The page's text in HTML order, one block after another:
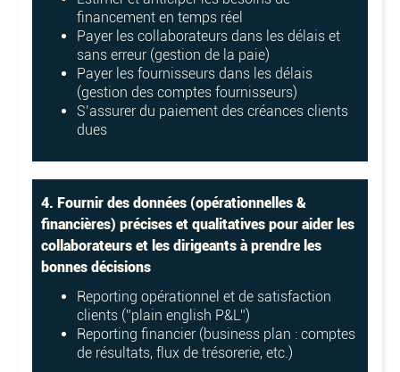
financement en temps réel
Payer les collaborateurs dans les délais et
sans erreur (gestion de la paie)
Payer les fournisseurs dans les délais
(gestion des comptes fournisseurs)
S’assurer du paiement des créances clients
dues
4. Fournir des données (opérationnelles &
financières) précises et qualitatives pour aider les
collaborateurs et les dirigeants à prendre les
bonnes décisions
Reporting opérationnel et de satisfaction
clients (”plain english P&L”)
Reporting financier (business plan : comptes
de résultats, flux de trésorerie, etc.)